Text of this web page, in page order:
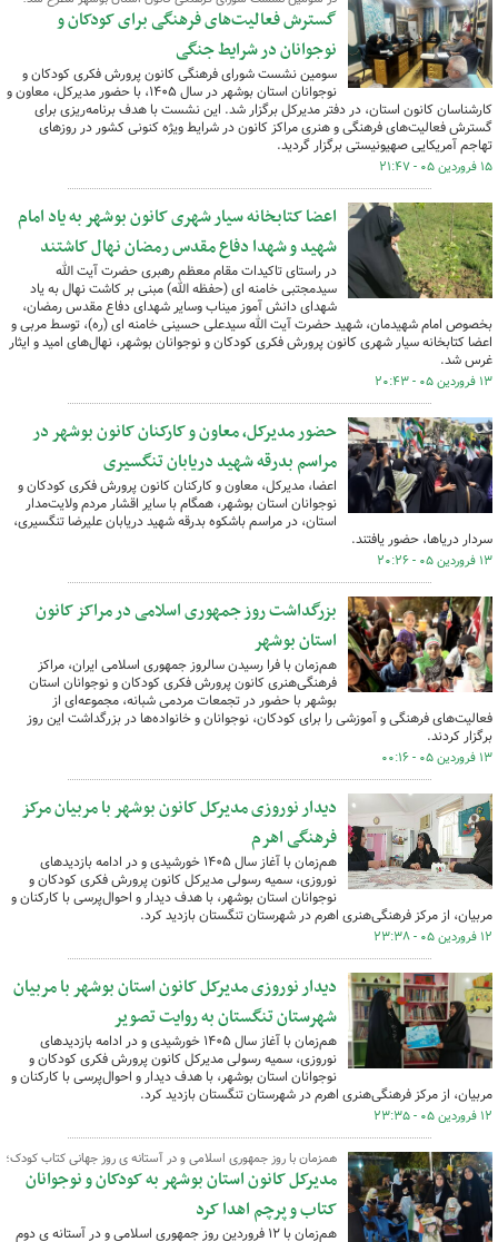
گسترش فعالیت‌های فرهنگی برای کودکان و
نوجوانان در شرایط جنگی
سومین نشست شورای فرهنگی کانون پرورش فکری کودکان و
نوجوانان استان بوشهر در سال ۱۴۰۵، با حضور مدیرکل، معاون و
کارشناسان کانون استان، در دفتر مدیرکل برگزار شد. این نشست با هدف برنامه‌ریزی برای
گسترش فعالیت‌های فرهنگی و هنری مراکز کانون در شرایط ویژه کنونی کشور در روزهای
تهاجم آمریکایی صهیونیستی برگزار گردید.
۱۵ فروردین ۰۵ - ۲۱:۴۷
اعضا کتابخانه سیار شهری کانون بوشهر به یاد امام
شهید و شهدا دفاع مقدس رمضان نهال کاشتند
در راستای تاکیدات مقام معظم رهبری حضرت آیت الله
سیدمجتبی خامنه ای (حفظه الله) مبنی بر کاشت نهال به یاد
شهدای دانش آموز میناب وسایر شهدای دفاع مقدس رمضان،
بخصوص امام شهیدمان، شهید حضرت آیت الله سیدعلی حسینی خامنه ای (ره)، توسط مربی و
اعضا کتابخانه سیار شهری کانون پرورش فکری کودکان و نوجوانان بوشهر، نهال‌های امید و ایثار
غرس شد.
۱۳ فروردین ۰۵ - ۲۰:۴۳
حضور مدیرکل، معاون و کارکنان کانون بوشهر در
مراسم بدرقه شهید دریابان تنگسیری
اعضا، مدیرکل، معاون و کارکنان کانون پرورش فکری کودکان و
نوجوانان استان بوشهر، همگام با سایر اقشار مردم ولایت‌مدار
استان، در مراسم باشکوه بدرقه شهید دریابان علیرضا تنگسیری،
سردار دریاها، حضور یافتند.
۱۳ فروردین ۰۵ - ۲۰:۲۶
بزرگداشت روز جمهوری اسلامی در مراکز کانون
استان بوشهر
هم‌زمان با فرا رسیدن سالروز جمهوری اسلامی ایران، مراکز
فرهنگی‌هنری کانون پرورش فکری کودکان و نوجوانان استان
بوشهر با حضور در تجمعات مردمی شبانه، مجموعه‌ای از
فعالیت‌های فرهنگی و آموزشی را برای کودکان، نوجوانان و خانواده‌ها در بزرگداشت این روز
برگزار کردند.
۱۳ فروردین ۰۵ - ۰۰:۱۶
دیدار نوروزی مدیرکل کانون بوشهر با مربیان مرکز
فرهنگی اهرم
هم‌زمان با آغاز سال ۱۴۰۵ خورشیدی و در ادامه بازدیدهای
نوروزی، سمیه رسولی مدیرکل کانون پرورش فکری کودکان و
نوجوانان استان بوشهر، با هدف دیدار و احوال‌پرسی با کارکنان و
مربیان، از مرکز فرهنگی‌هنری اهرم در شهرستان تنگستان بازدید کرد.
۱۲ فروردین ۰۵ - ۲۳:۳۸
دیدار نوروزی مدیرکل کانون استان بوشهر با مربیان
شهرستان تنگستان به روایت تصویر
هم‌زمان با آغاز سال ۱۴۰۵ خورشیدی و در ادامه بازدیدهای
نوروزی، سمیه رسولی مدیرکل کانون پرورش فکری کودکان و
نوجوانان استان بوشهر، با هدف دیدار و احوال‌پرسی با کارکنان و
مربیان، از مرکز فرهنگی‌هنری اهرم در شهرستان تنگستان بازدید کرد.
۱۲ فروردین ۰۵ - ۲۳:۳۵
همزمان با روز جمهوری اسلامی و در آستانه ی روز جهانی کتاب کودک؛
مدیرکل کانون استان بوشهر به کودکان و نوجوانان
کتاب و پرچم اهدا کرد
هم‌زمان با ۱۲ فروردین روز جمهوری اسلامی و در آستانه ی دوم